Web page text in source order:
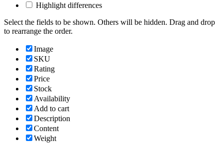
Highlight differences
Select the fields to be shown. Others will be hidden. Drag and drop
to rearrange the order.
Image
SKU
Rating
Price
Stock
Availability
Add to cart
Description
Content
Weight